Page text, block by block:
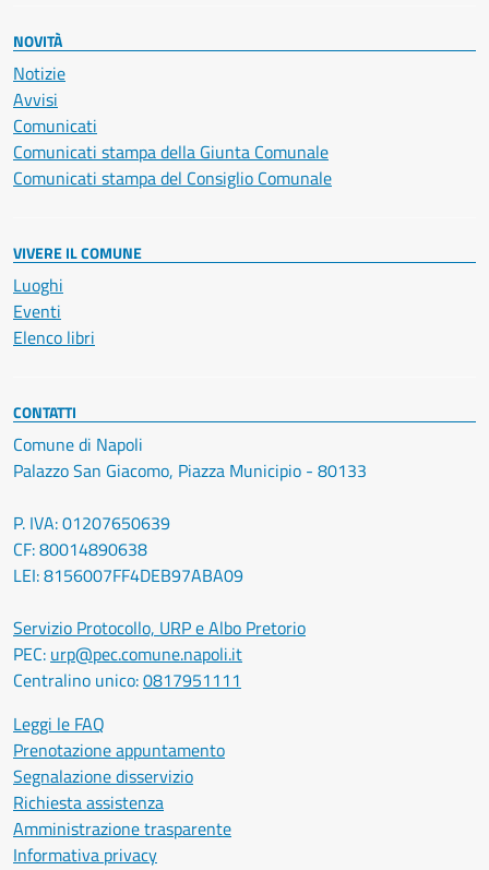
NOVITÀ
Notizie
Avvisi
Comunicati
Comunicati stampa della Giunta Comunale
Comunicati stampa del Consiglio Comunale
VIVERE IL COMUNE
Luoghi
Eventi
Elenco libri
CONTATTI
Comune di Napoli
Palazzo San Giacomo, Piazza Municipio - 80133
P. IVA: 01207650639
CF: 80014890638
LEI: 8156007FF4DEB97ABA09
Servizio Protocollo, URP e Albo Pretorio
PEC: urp@pec.comune.napoli.it
Centralino unico:0817951111
Leggi le FAQ
Prenotazione appuntamento
Segnalazione disservizio
Richiesta assistenza
Amministrazione trasparente
Informativa privacy